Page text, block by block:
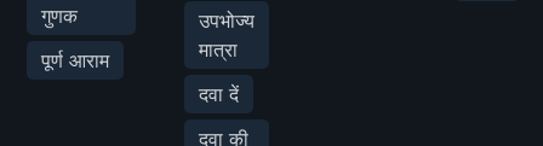
गुणक
पूर्ण आराम
उपभोज्य
मात्रा
दवा दें
दवा की